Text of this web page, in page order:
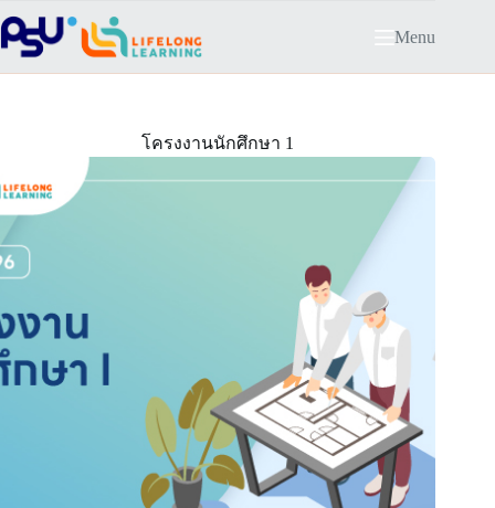
to
content
Menu
โครงงานนักศึกษา 1